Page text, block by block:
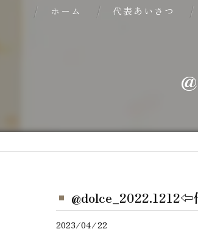
ホーム 代表あいさつ
@dolce_2022.1212⇦
2023/04/22